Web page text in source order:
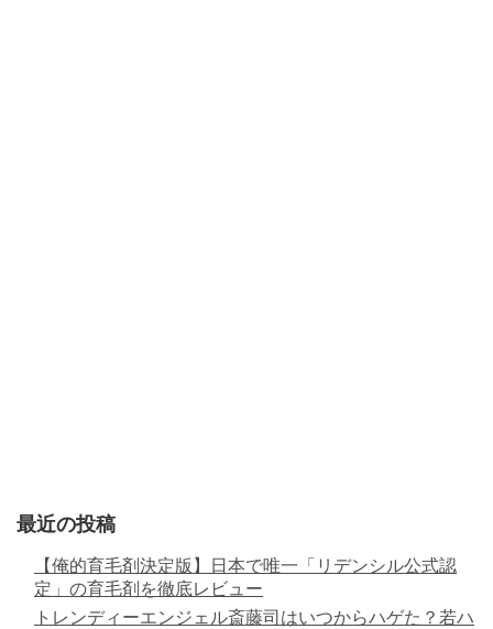
最近の投稿
【俺的育毛剤決定版】日本で唯一「リデンシル公式認
定」の育毛剤を徹底レビュー
トレンディーエンジェル斎藤司はいつからハゲた？若ハ